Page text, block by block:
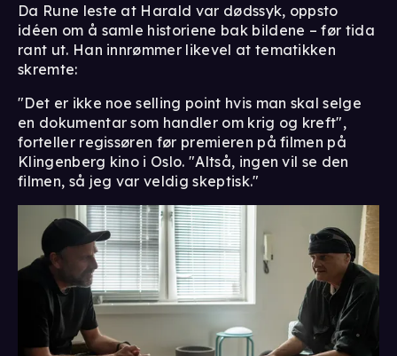
Da Rune leste at Harald var dødssyk, oppsto
idéen om å samle historiene bak bildene – før tida
rant ut. Han innrømmer likevel at tematikken
skremte:
"Det er ikke noe selling point hvis man skal selge
en dokumentar som handler om krig og kreft",
forteller regissøren før premieren på filmen på
Klingenberg kino i Oslo. "Altså, ingen vil se den
filmen, så jeg var veldig skeptisk."